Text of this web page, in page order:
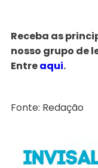
Receba as
nosso grupo de
Entreaqui.
Fonte: Redação